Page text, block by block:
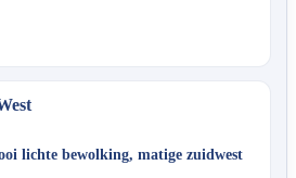
lichte bewolking, matige zuidwest